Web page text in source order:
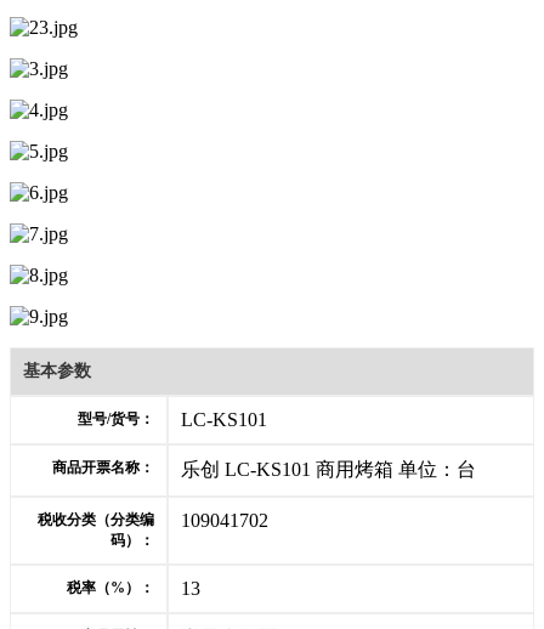
基本参数
型号/货号： LC-KS101
商品开票名称： 乐创 LC-KS101 商用烤箱 单位：台
税收分类（分类编
码）：
109041702
税率（%）： 13